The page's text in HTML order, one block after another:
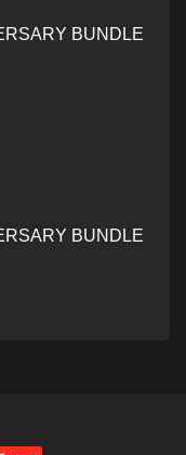
BUNDLE
BUNDLE